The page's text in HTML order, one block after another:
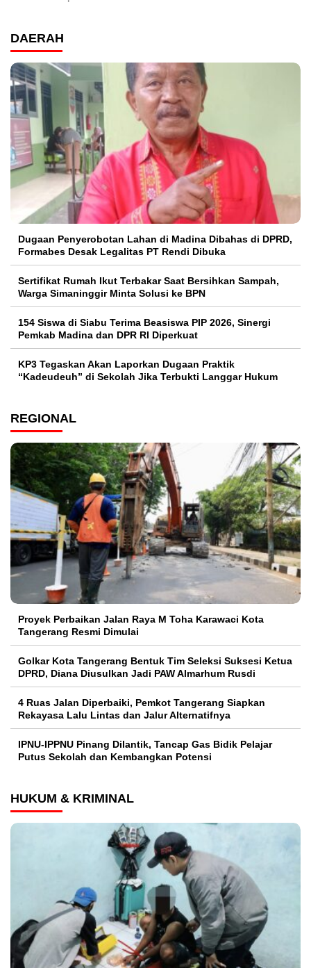
DAERAH
Dugaan Penyerobotan Lahan di Madina Dibahas di DPRD,
Formabes Desak Legalitas PT Rendi Dibuka
Sertifikat Rumah Ikut Terbakar Saat Bersihkan Sampah,
Warga Simaninggir Minta Solusi ke BPN
154 Siswa di Siabu Terima Beasiswa PIP 2026, Sinergi
Pemkab Madina dan DPR RI Diperkuat
KP3 Tegaskan Akan Laporkan Dugaan Praktik
“Kadeudeuh” di Sekolah Jika Terbukti Langgar Hukum
REGIONAL
Proyek Perbaikan Jalan Raya M Toha Karawaci Kota
Tangerang Resmi Dimulai
Golkar Kota Tangerang Bentuk Tim Seleksi Suksesi Ketua
DPRD, Diana Diusulkan Jadi PAW Almarhum Rusdi
4 Ruas Jalan Diperbaiki, Pemkot Tangerang Siapkan
Rekayasa Lalu Lintas dan Jalur Alternatifnya
IPNU-IPPNU Pinang Dilantik, Tancap Gas Bidik Pelajar
Putus Sekolah dan Kembangkan Potensi
HUKUM & KRIMINAL